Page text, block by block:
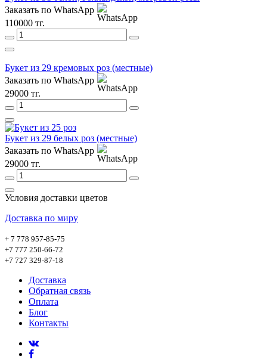
Заказать по WhatsApp
110000 тг.
Букет из 29 кремовых роз (местные)
Заказать по WhatsApp
29000 тг.
Букет из 29 белых роз (местные)
Заказать по WhatsApp
29000 тг.
Условия доставки цветов
Доставка по миру
+ 7 778 957-85-75
+7 777 250-66-72
+7 727 329-87-18
Доставка
Обратная связь
Оплата
Блог
Контакты